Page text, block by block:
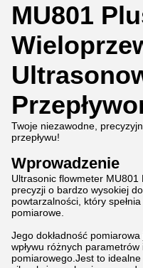
MU801
Twoje niezawodne,
przepływu!
Wprowadzenie
Ultrasonic flowmeter
precyzji o bardzo wysokiej
powtarzalności, który
pomiarowe.
Jego dokładność
wpływu różnych parametrów
pomiarowego.Jest to